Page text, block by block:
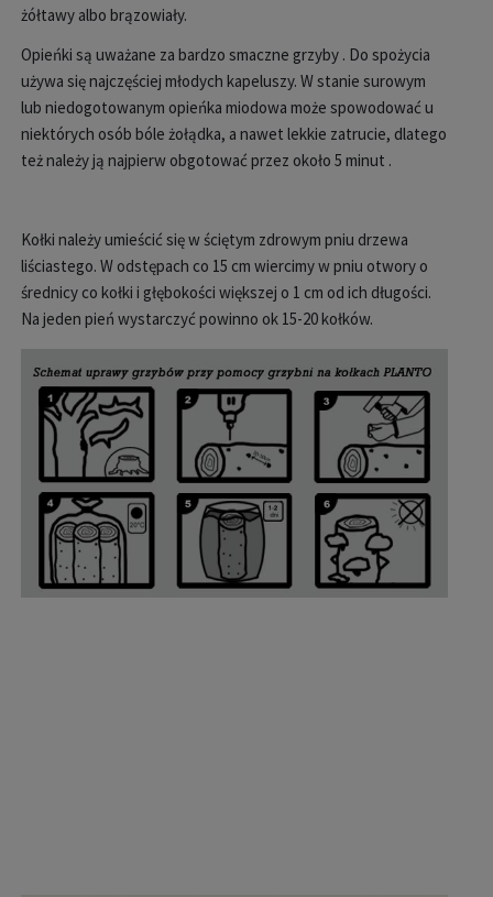
żółtawy albo brązowiały.
Opieńki są uważane za bardzo smaczne grzyby . Do spożycia
używa się najczęściej młodych kapeluszy. W stanie surowym
lub niedogotowanym opieńka miodowa może spowodować u
niektórych osób bóle żołądka, a nawet lekkie zatrucie, dlatego
też należy ją najpierw obgotować przez około 5 minut .
Kołki należy umieścić się w ściętym zdrowym pniu drzewa
liściastego. W odstępach co 15 cm wiercimy w pniu otwory o
średnicy co kołki i głębokości większej o 1 cm od ich długości.
Na jeden pień wystarczyć powinno ok 15-20 kołków.